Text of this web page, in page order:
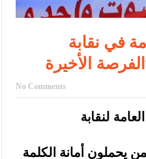
يلتقي مجموعة من رفاق السلاح
هاتفيا من العاهل البحريني
مبارك ومزيدا من التوفيق
مبارك وبكم تزهو المناصب
في نقابة
No Comments
لنقابة
يحملون أمانة الكلمة